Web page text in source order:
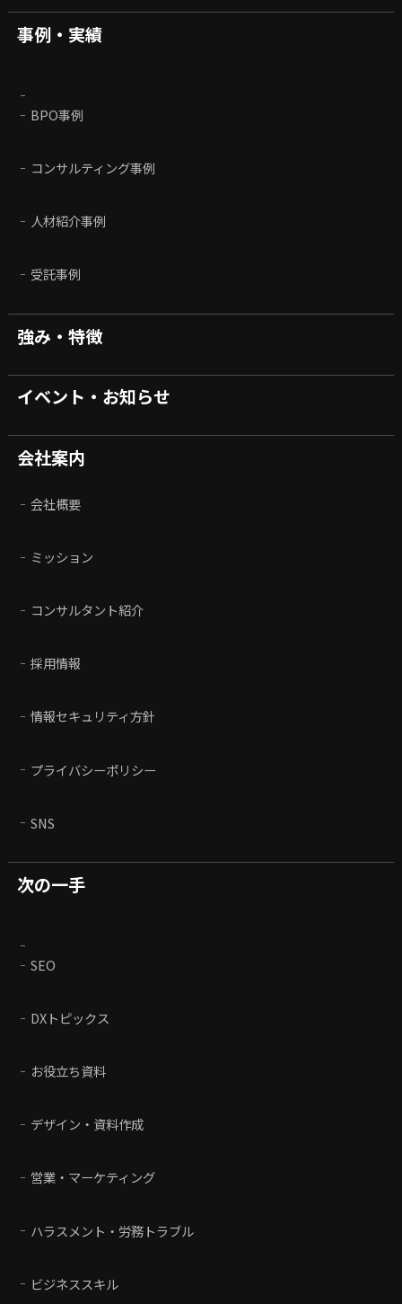
事例・実績
BPO事例
コンサルティング事例
人材紹介事例
受託事例
強み・特徴
イベント・お知らせ
会社案内
会社概要
ミッション
コンサルタント紹介
採用情報
情報セキュリティ方針
プライバシーポリシー
SNS
次の一手
SEO
DXトピックス
お役立ち資料
デザイン・資料作成
営業・マーケティング
ハラスメント・労務トラブル
ビジネススキル